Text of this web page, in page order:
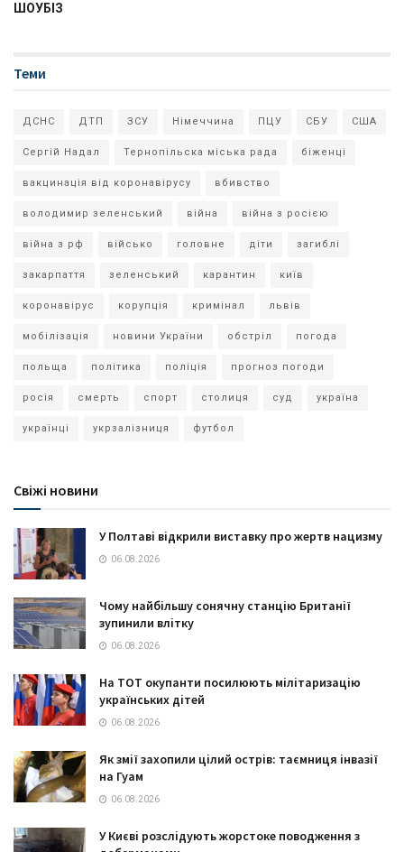
ШОУБІЗ
Теми
ДСНС ДТП ЗСУ Німеччина ПЦУ СБУ США
Сергій Надал Тернопільска міська рада біженці
вакцинація від коронавірусу вбивство
володимир зеленський війна війна з росією
війна з рф військо головне діти загиблі
закарпаття зеленський карантин київ
коронавірус корупція кримінал львів
мобілізація новини України обстріл погода
польща політика поліція прогноз погоди
росія смерть спорт столиця суд україна
українці укрзалізниця футбол
Свіжі новини
У Полтаві відкрили виставку про жертв нацизму
06.08.2026
Чому найбільшу сонячну станцію Британії
зупинили влітку
06.08.2026
На ТОТ окупанти посилюють мілітаризацію
українських дітей
06.08.2026
Як змії захопили цілий острів: таємниця інвазії
на Гуам
06.08.2026
У Києві розслідують жорстоке поводження з